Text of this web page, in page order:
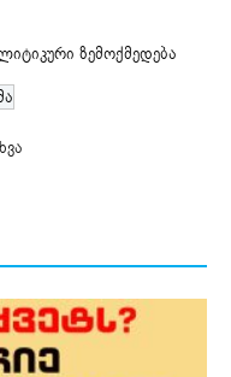
ზემოქმედება